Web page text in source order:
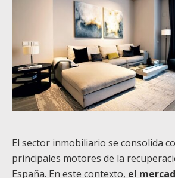
El sector inmobiliario se consolida
principales motores de la
España. En este contexto, el